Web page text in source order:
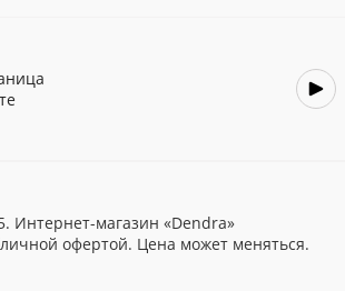
Интернет-магазин «Dendra»
офертой. Цена может меняться.